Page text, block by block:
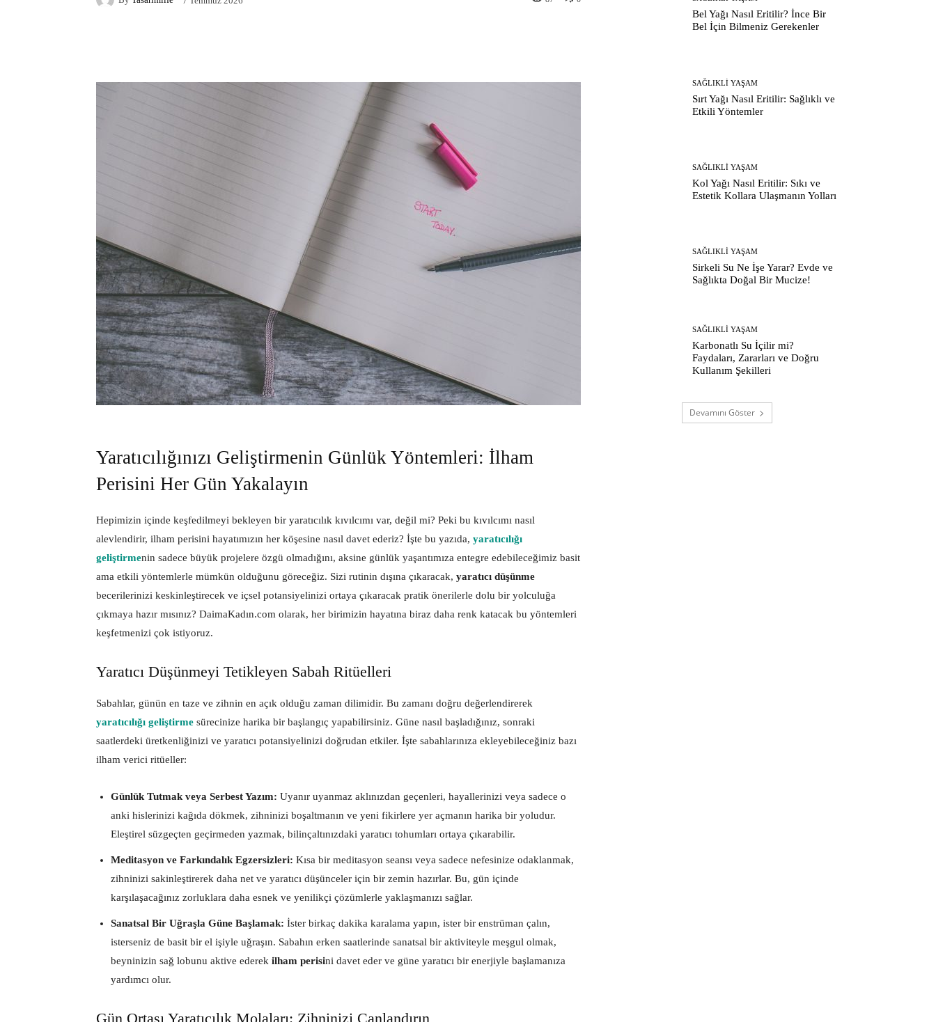
Yaratıcılığınızı Geliştirmenin Günlük Yöntemleri: İlham
Perisini Her Gün Yakalayın
Hepimizin içinde keşfedilmeyi bekleyen bir yaratıcılık kıvılcımı var, değil mi? Peki bu kıvılcımı nasıl
alevlendirir, ilham perisini hayatımızın her köşesine nasıl davet ederiz? İşte bu yazıda, yaratıcılığı
geliştirmenin sadece büyük projelere özgü olmadığını, aksine günlük yaşantımıza entegre edebileceğimiz basit
ama etkili yöntemlerle mümkün olduğunu göreceğiz. Sizi rutinin dışına çıkaracak, yaratıcı düşünme
becerilerinizi keskinleştirecek ve içsel potansiyelinizi ortaya çıkaracak pratik önerilerle dolu bir yolculuğa
çıkmaya hazır mısınız? DaimaKadın.com olarak, her birimizin hayatına biraz daha renk katacak bu yöntemleri
keşfetmenizi çok istiyoruz.
Yaratıcı Düşünmeyi Tetikleyen Sabah Ritüelleri
Sabahlar, günün en taze ve zihnin en açık olduğu zaman dilimidir. Bu zamanı doğru değerlendirerek
yaratıcılığı geliştirme sürecinize harika bir başlangıç yapabilirsiniz. Güne nasıl başladığınız, sonraki
saatlerdeki üretkenliğinizi ve yaratıcı potansiyelinizi doğrudan etkiler. İşte sabahlarınıza ekleyebileceğiniz bazı
ilham verici ritüeller:
Günlük Tutmak veya Serbest Yazım: Uyanır uyanmaz aklınızdan geçenleri, hayallerinizi veya sadece o
anki hislerinizi kağıda dökmek, zihninizi boşaltmanın ve yeni fikirlere yer açmanın harika bir yoludur.
Eleştirel süzgeçten geçirmeden yazmak, bilinçaltınızdaki yaratıcı tohumları ortaya çıkarabilir.
Meditasyon ve Farkındalık Egzersizleri: Kısa bir meditasyon seansı veya sadece nefesinize odaklanmak,
zihninizi sakinleştirerek daha net ve yaratıcı düşünceler için bir zemin hazırlar. Bu, gün içinde
karşılaşacağınız zorluklara daha esnek ve yenilikçi çözümlerle yaklaşmanızı sağlar.
Sanatsal Bir Uğraşla Güne Başlamak: İster birkaç dakika karalama yapın, ister bir enstrüman çalın,
isterseniz de basit bir el işiyle uğraşın. Sabahın erken saatlerinde sanatsal bir aktiviteyle meşgul olmak,
beyninizin sağ lobunu aktive ederek ilham perisini davet eder ve güne yaratıcı bir enerjiyle başlamanıza
yardımcı olur.
Gün Ortası Yaratıcılık Molaları: Zihninizi Canlandırın
Bel Yağı Nasıl Eritilir? İnce Bir
Bel İçin Bilmeniz Gerekenler
SAĞLIKLI YAŞAM
Sırt Yağı Nasıl Eritilir: Sağlıklı ve
Etkili Yöntemler
SAĞLIKLI YAŞAM
Kol Yağı Nasıl Eritilir: Sıkı ve
Estetik Kollara Ulaşmanın Yolları
SAĞLIKLI YAŞAM
Sirkeli Su Ne İşe Yarar? Evde ve
Sağlıkta Doğal Bir Mucize!
SAĞLIKLI YAŞAM
Karbonatlı Su İçilir mi?
Faydaları, Zararları ve Doğru
Kullanım Şekilleri
Devamını Göster